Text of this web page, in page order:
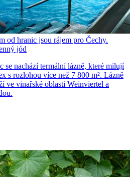
od hranic jsou rájem pro Čechy.
jód
se nachází termální lázně, které milují
s rozlohou více než 7 800 m². Lázně
ve vinařské oblasti Weinviertel a